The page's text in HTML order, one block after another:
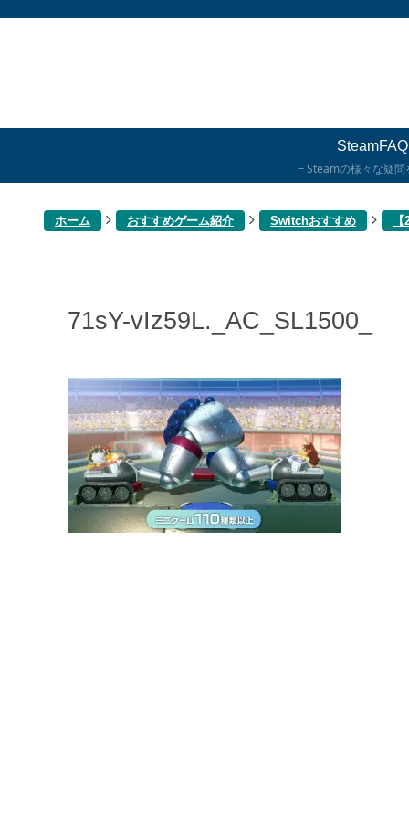
SteamFAQ
Steamの様々な疑問
ホーム おすすめゲーム紹介 Switchおすすめ
71sY-vIz59L._AC_SL1500_